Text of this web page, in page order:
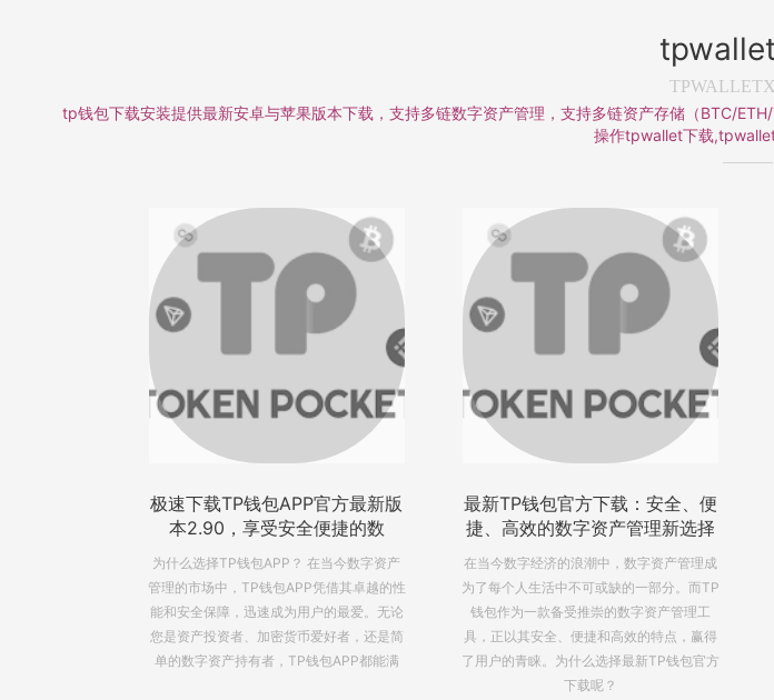
tp钱包下载安装提供最新安卓与苹果版本下载，支持多链数字资产管理，支持多链资产存储（BTC/
操作tpwallet下载
最新TP钱包官方下载：安全、便
捷、高效的数字资产管理新选择
在当今数字经济的浪潮中，数字资产管理成
为了每个人生活中不可或缺的一部分。而TP
钱包作为一款备受推崇的数字资产管理工
具，正以其安全、便捷和高效的特点，赢得
了用户的青睐。为什么选择最新TP钱包官方
2024最新版“TP钱包”下载指南：
畅享数字资产管理的新高度
全新体验，让TP钱包更上一层楼 在2024
年，随着加密货币市场的不断发展，TP钱包
迎来了一次全面升级，为用户提供了更加安
全、便捷的数字资产管理体验。作为一款备
受用户信赖的加密货币钱包，TP钱包2024